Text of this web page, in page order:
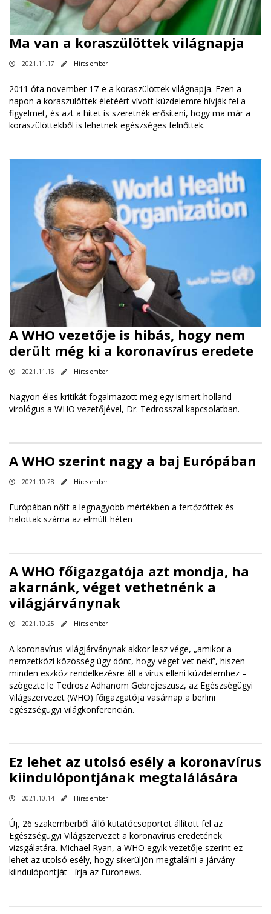
Ma van a koraszülöttek világnapja
2021.11.17 Híres ember
2011 óta november 17-e a koraszülöttek világnapja. Ezen a
napon a koraszülöttek életéért vívott küzdelemre hívják fel a
figyelmet, és azt a hitet is szeretnék erősíteni, hogy ma már a
koraszülöttekből is lehetnek egészséges felnőttek.
A WHO vezetője is hibás, hogy nem
derült még ki a koronavírus eredete
2021.11.16 Híres ember
Nagyon éles kritikát fogalmazott meg egy ismert holland
virológus a WHO vezetőjével, Dr. Tedrosszal kapcsolatban.
A WHO szerint nagy a baj Európában
2021.10.28 Híres ember
Európában nőtt a legnagyobb mértékben a fertőzöttek és
halottak száma az elmúlt héten
A WHO főigazgatója azt mondja, ha
akarnánk, véget vethetnénk a
világjárványnak
2021.10.25 Híres ember
A koronavírus-világjárványnak akkor lesz vége, „amikor a
nemzetközi közösség úgy dönt, hogy véget vet neki”, hiszen
minden eszköz rendelkezésre áll a vírus elleni küzdelemhez –
szögezte le Tedrosz Adhanom Gebrejeszusz, az Egészségügyi
Világszervezet (WHO) főigazgatója vasárnap a berlini
egészségügyi világkonferencián.
Ez lehet az utolsó esély a koronavírus
kiindulópontjának megtalálására
2021.10.14 Híres ember
Új, 26 szakemberből álló kutatócsoportot állított fel az
Egészségügyi Világszervezet a koronavírus eredetének
vizsgálatára. Michael Ryan, a WHO egyik vezetője szerint ez
lehet az utolsó esély, hogy sikerüljön megtalálni a járvány
kiindulópontját - írja az Euronews.